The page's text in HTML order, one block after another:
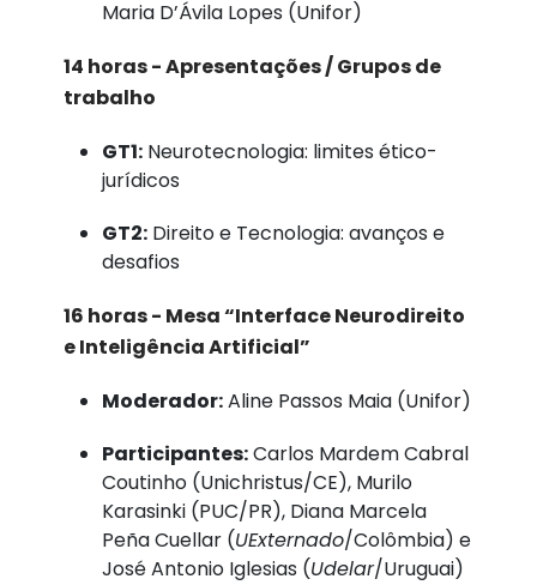
Maria D’Ávila Lopes (Unifor)
14 horas - Apresentações / Grupos de
trabalho
GT1:Neurotecnologia: limites ético-
jurídicos
GT2:Direito e Tecnologia: avanços e
desafios
16 horas - Mesa “Interface Neurodireito
e Inteligência Artificial”
Moderador:Aline Passos Maia (Unifor)
Participantes:Carlos Mardem Cabral
Coutinho (Unichristus/CE), Murilo
Karasinki (PUC/PR), Diana Marcela
Peña Cuellar (UExternado/Colômbia) e
José Antonio Iglesias (Udelar/Uruguai)